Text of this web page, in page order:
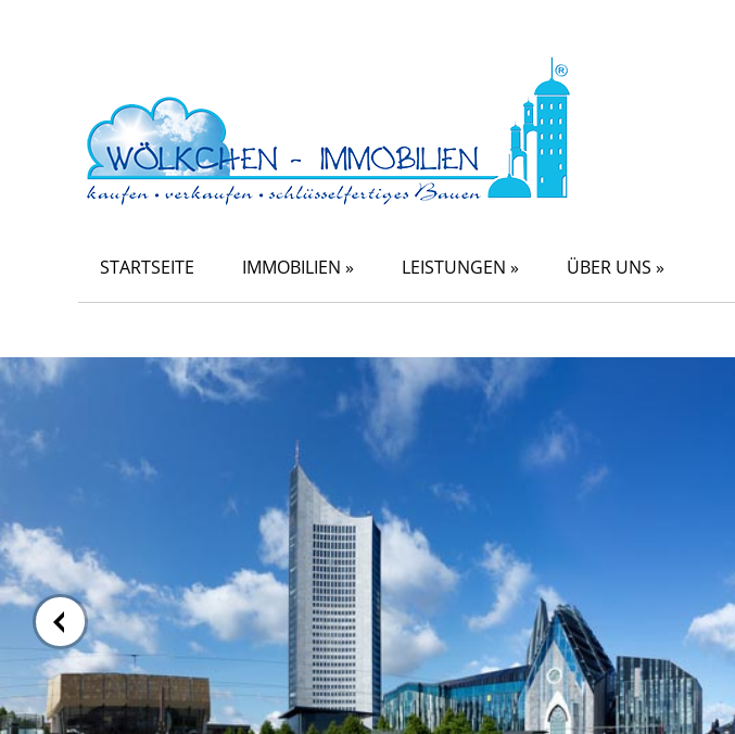
STARTSEITE IMMOBILIEN » LEISTUNGEN » ÜBER UNS »